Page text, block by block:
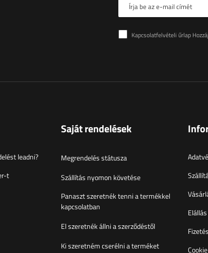
Írja be az e-mail címét
Kapcsolatfelvételi űrlap Hozzájárulok a
leadni?
t
Saját rendelések
Megrendelés státusza
Szállítás nyomon követése
Panaszt szeretnék tenni a termékkel
kapcsolatban
El szeretnék állni a szerződéstől
Ki szeretném cserélni a terméket